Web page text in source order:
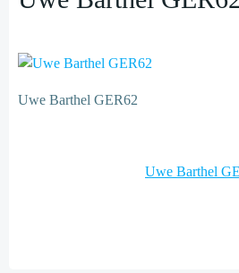
Uwe Barthel GER62
Uwe Barthel